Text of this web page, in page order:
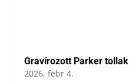
Gravírozott Parker tollak
2026, febr 4.